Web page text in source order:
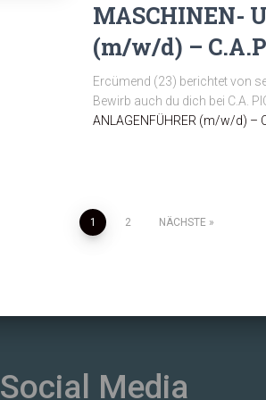
MASCHINEN-
(m/w/d) –
Ercümend (23) berichtet von
Bewirb auch du dich bei C.A.
ANLAGENFÜHRER (m/w/d) –
1 2 NÄCHSTE
Social Media